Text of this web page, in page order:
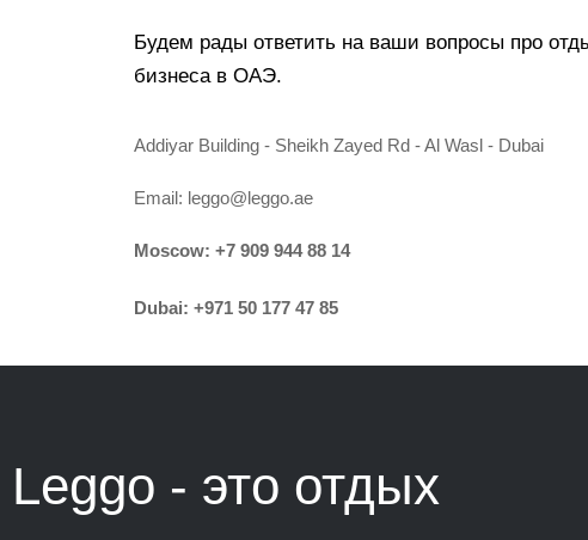
Будем рады ответить на ваши вопросы про
бизнеса в ОАЭ.
Addiyar Building - Sheikh Zayed Rd - Al Wasl - Dubai
Email: leggo@leggo.ae
Moscow: +7 909 944 88 14
Dubai: +971 50 177 47 85
Leggo - это отдых